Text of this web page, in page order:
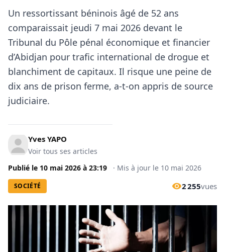
Un ressortissant béninois âgé de 52 ans
comparaissait jeudi 7 mai 2026 devant le
Tribunal du Pôle pénal économique et financier
d’Abidjan pour trafic international de drogue et
blanchiment de capitaux. Il risque une peine de
dix ans de prison ferme, a-t-on appris de source
judiciaire.
Yves YAPO
Voir tous ses articles
Publié le 10 mai 2026 à 23:19 · Mis à jour le 10 mai 2026
SOCIÉTÉ 2 255vues